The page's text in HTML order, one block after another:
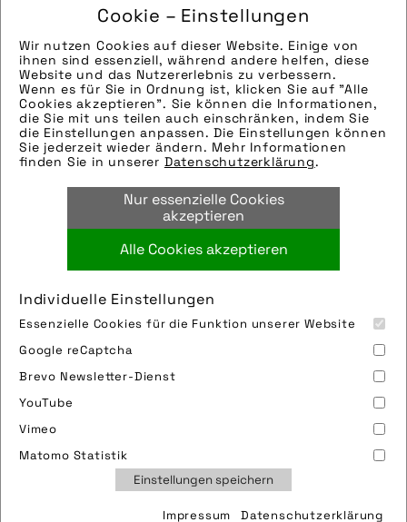
Cookie – Einstellungen
Wir nutzen Cookies auf dieser Website. Einige von
ihnen sind essenziell, während andere helfen, diese
Website und das Nutzererlebnis zu verbessern.
Wenn es für Sie in Ordnung ist, klicken Sie auf "Alle
Cookies akzeptieren". Sie können die Informationen,
die Sie mit uns teilen auch einschränken, indem Sie
die Einstellungen anpassen. Die Einstellungen können
Sie jederzeit wieder ändern. Mehr Informationen
finden Sie in unserer Datenschutzerklärung.
Nur essenzielle Cookies
akzeptieren
Alle Cookies akzeptieren
Individuelle Einstellungen
Essenzielle Cookies für die Funktion unserer Website
Google reCaptcha
Brevo Newsletter-Dienst
YouTube
Vimeo
Matomo Statistik
Einstellungen speichern
Impressum Datenschutzerklärung
Zu verwendender Bildnachweis:
Quelle/Source: „www.pd-f.de | Florian
Schuh“
Technik-Info:
Hinweise zur weiteren Recherche:
Modellname: Ultra Protect
Hersteller: Aeron
fahrradschlauch,ff26,tpu
Bild downloaden
Nutzungsbedingungen
Datenschutz
Cookies